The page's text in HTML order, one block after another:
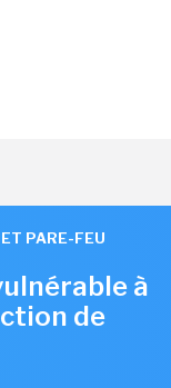
PARE-FEU
à
de